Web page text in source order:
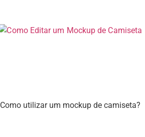
Como utilizar um mockup de camiseta?